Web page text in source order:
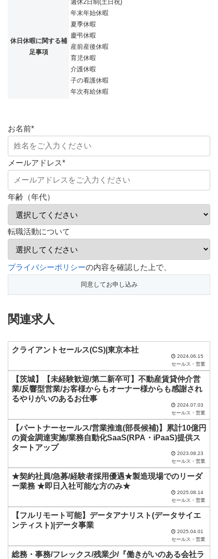
休日休暇に関する補
足事項
週休2日制(土日祝)
年末年始休暇
夏季休暇
慶弔休暇
産前産後休暇
育児休暇
介護休暇
子の看護休暇
年次有給休暇
お名前*
メールアドレス*
年齢（年代）
転職活動について
こ
フ
ー
ド
の
ま
ま
し
く
だ
。
プライバシーポリシーの内容を確認した上で、
関連求人
クライアントセールス(CS)|東京本社
2024.06.15
セールス・営業
【茨城】【未経験歓迎/第二新卒可】 不動産賃貸仲介営
業/反響型営業/お客様からもオーナー様からも感謝され
るやりがいのあるお仕事
2024.07.03
セールス・営業
【パートナーセールス/営業推進(部長候補)】累計10億円
の資金調達実施/業務自動化SaaS(RPA・iPaaS)提供ス
タートアップ
2023.08.23
セールス・営業
★契約社員/急募/経験者採用優遇★製造現場でのリーダ
ー業務 ★即日入社可能な方のみ★
2025.08.14
セールス・営業
【フルリモート可能】データアナリスト(データサイエ
ンティスト)|データ事業
2025.04.01
セールス・営業
総務・事務/フレックス/残業少/『働きがいのある会社ラ